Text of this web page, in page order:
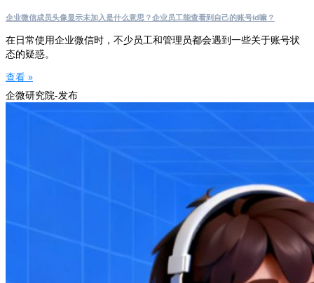
企业微信成员头像显示未加入是什么意思？企业员工能查看到自己的账号id嘛？
在日常使用企业微信时，不少员工和管理员都会遇到一些关于账号状
态的疑惑。
查看 »
企微研究院-发布